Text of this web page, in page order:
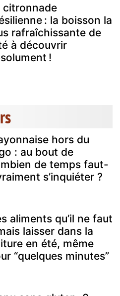
citronnade
: la boisson la
rafraîchissante de
à découvrir
!
hors du
: au bout de
de temps faut-
s’inquiéter ?
aliments qu’il ne faut
laisser dans la
en été, même
“quelques minutes”